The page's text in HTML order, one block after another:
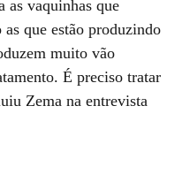
as vaquinhas que
que estão produzindo
muito vão
É preciso tratar
Zema na entrevista